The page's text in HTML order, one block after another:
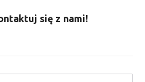
się z nami!